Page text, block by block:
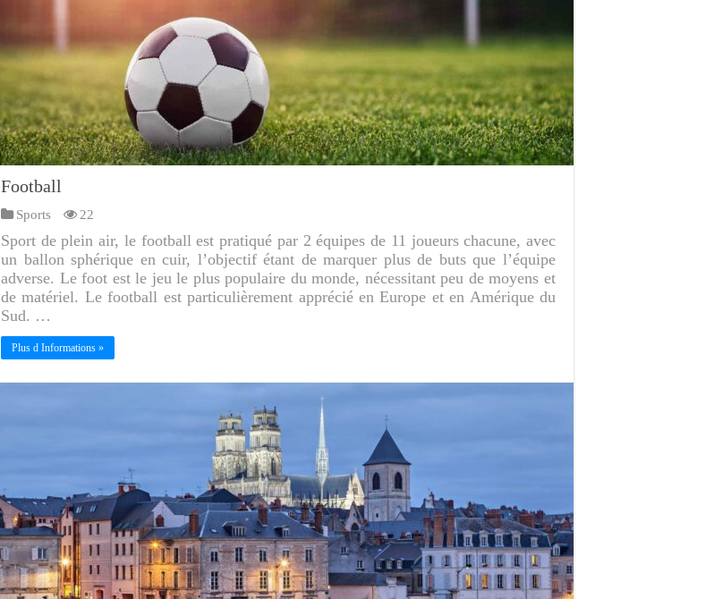
Football
Sports 22
Sport de plein air, le football est pratiqué par 2 équipes de 11 joueurs chacune, avec
un ballon sphérique en cuir, l’objectif étant de marquer plus de buts que l’équipe
adverse. Le foot est le jeu le plus populaire du monde, nécessitant peu de moyens et
de matériel. Le football est particulièrement apprécié en Europe et en Amérique du
Sud. …
Plus d Informations »